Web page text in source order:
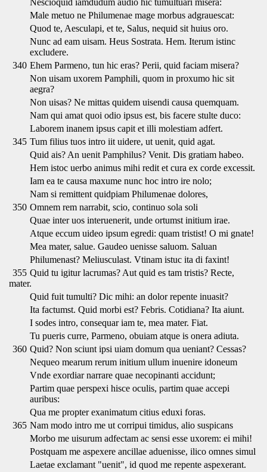
Nescioquid iamdudum audio hic tumultuari misera:
Male metuo ne Philumenae mage morbus adgrauescat:
Quod te, Aesculapi, et te, Salus, nequid sit huius oro.
Nunc ad eam uisam. Heus Sostrata. Hem. Iterum istinc
excludere.
340 Ehem Parmeno, tun hic eras? Perii, quid faciam misera?
Non uisam uxorem Pamphili, quom in proxumo hic sit
aegra?
Non uisas? Ne mittas quidem uisendi causa quemquam.
Nam qui amat quoi odio ipsus est, bis facere stulte duco:
Laborem inanem ipsus capit et illi molestiam adfert.
345 Tum filius tuos intro iit uidere, ut uenit, quid agat.
Quid ais? An uenit Pamphilus? Venit. Dis gratiam habeo.
Hem istoc uerbo animus mihi redit et cura ex corde excessit.
Iam ea te causa maxume nunc hoc intro ire nolo;
Nam si remittent quidpiam Philumenae dolores,
350 Omnem rem narrabit, scio, continuo sola soli
Quae inter uos interuenerit, unde ortumst initium irae.
Atque eccum uideo ipsum egredi: quam tristist! O mi gnate!
Mea mater, salue. Gaudeo uenisse saluom. Saluan
Philumenast? Meliusculast. Vtinam istuc ita di faxint!
355 Quid tu igitur lacrumas? Aut quid es tam tristis? Recte,
mater.
Quid fuit tumulti? Dic mihi: an dolor repente inuasit?
Ita factumst. Quid morbi est? Febris. Cotidiana? Ita aiunt.
I sodes intro, consequar iam te, mea mater. Fiat.
Tu pueris curre, Parmeno, obuiam atque is onera adiuta.
360 Quid? Non sciunt ipsi uiam domum qua ueniant? Cessas?
Nequeo mearum rerum initium ullum inuenire idoneum
Vnde exordiar narrare quae necopinanti accidunt;
Partim quae perspexi hisce oculis, partim quae accepi
auribus:
Qua me propter exanimatum citius eduxi foras.
365 Nam modo intro me ut corripui timidus, alio suspicans
Morbo me uisurum adfectam ac sensi esse uxorem: ei mihi!
Postquam me aspexere ancillae aduenisse, ilico omnes simul
Laetae exclamant "uenit", id quod me repente aspexerant.